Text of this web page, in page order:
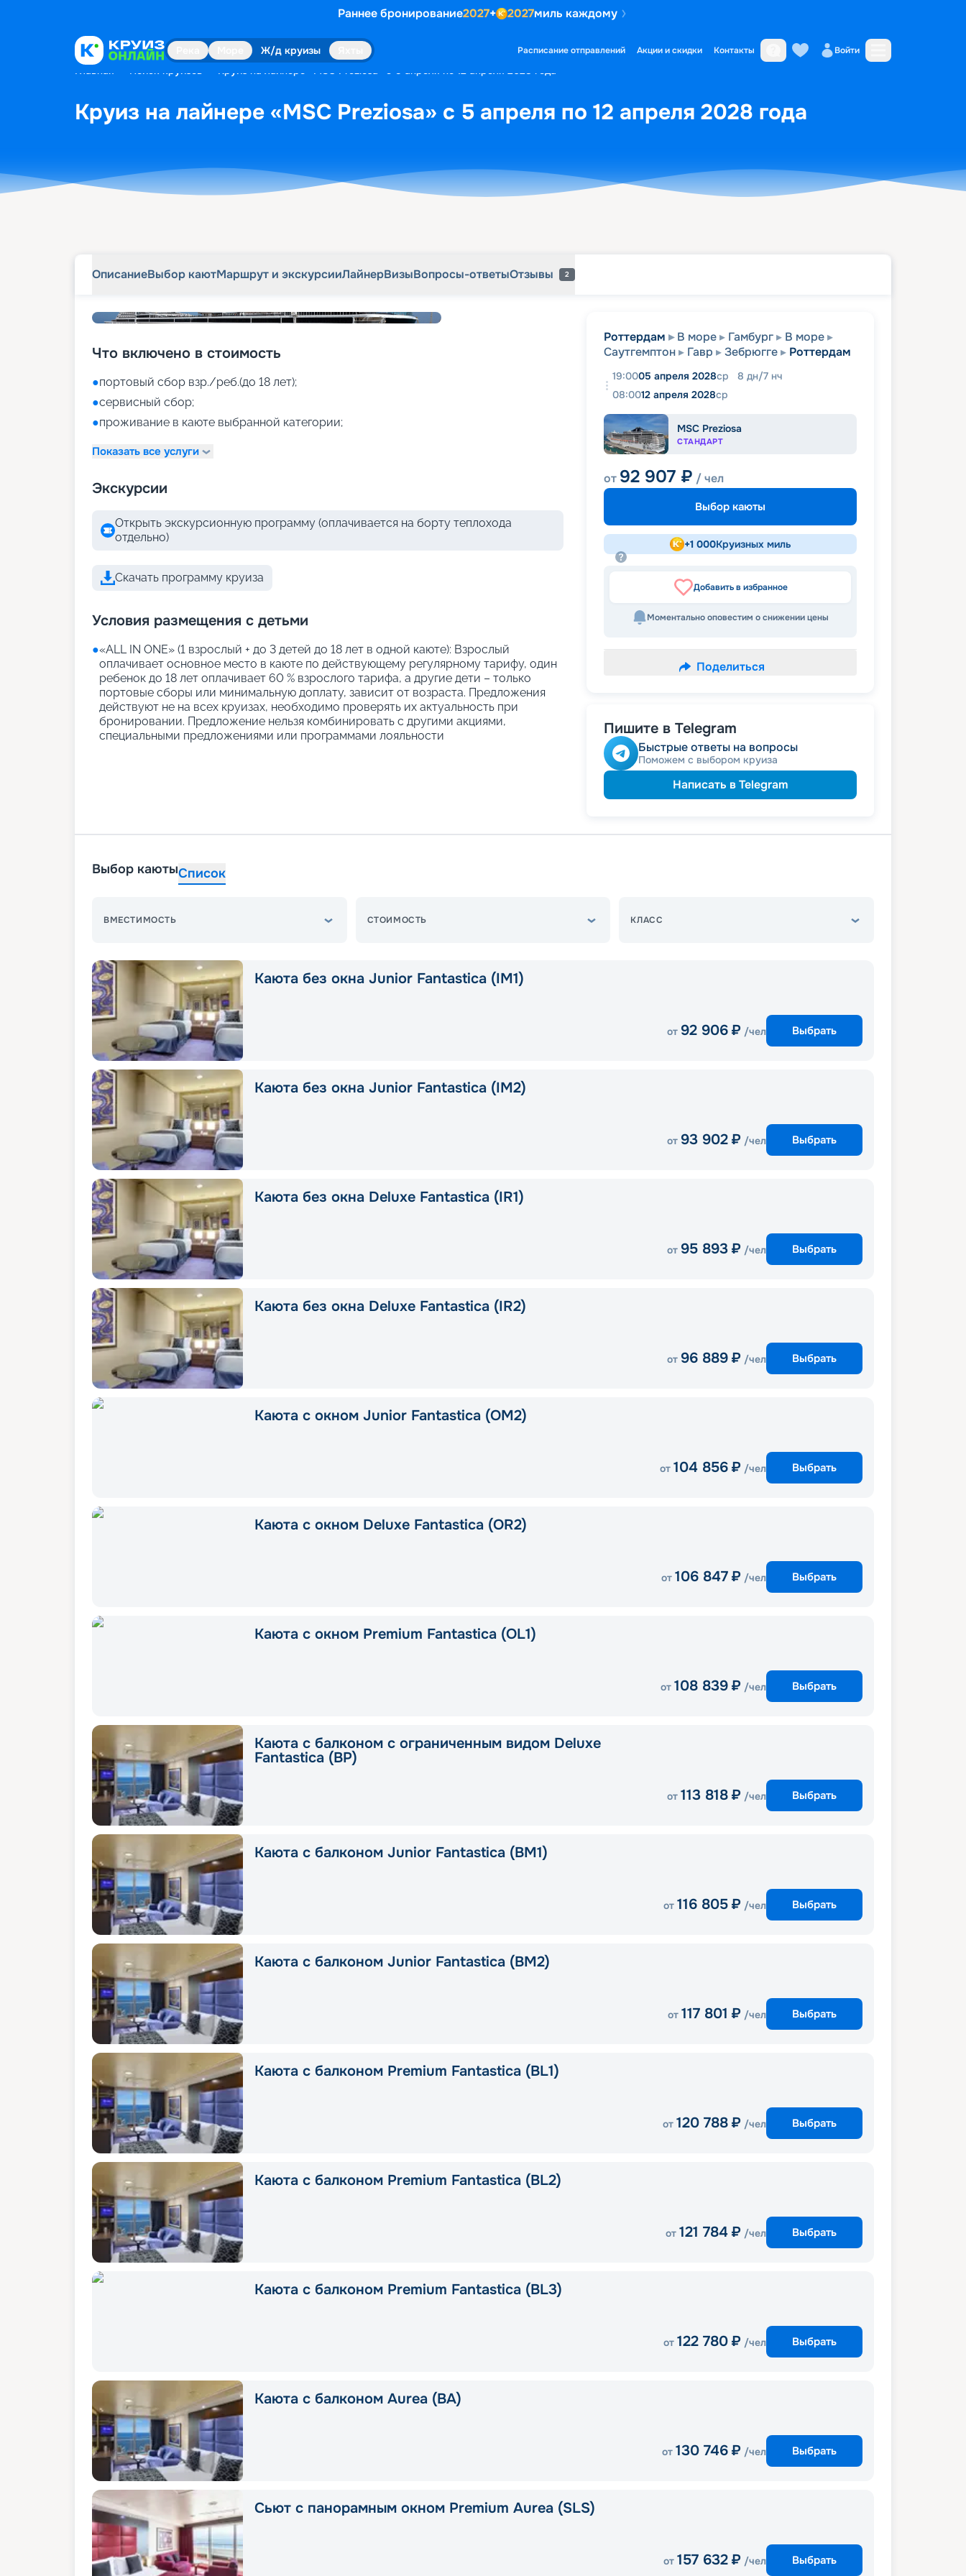
Раннее бронирование2027+ 2027миль каждому
Ж/д круизы Расписание отправлений Акции и скидки Контакты Войти
Главная Поиск круизов Круиз на лайнере «MSC Preziosa» с 5 апреля по 12 апреля 2028 года
Круиз на лайнере «MSC Preziosa» с 5 апреля по 12 апреля 2028 года
ОписаниеВыбор каютМаршрут и экскурсииЛайнерВизыВопросы-ответыОтзывы 2
Что включено в стоимость
●портовый сбор взр./реб.(до 18 лет);
●сервисный сбор;
●проживание в каюте выбранной категории;
Показать все услуги
Экскурсии
Открыть экскурсионную программу (оплачивается на борту теплохода
отдельно)
Скачать программу круиза
Условия размещения с детьми
●«АLL IN ONE» (1 взрослый + до 3 детей до 18 лет в одной каюте): Взрослый
оплачивает основное место в каюте по действующему регулярному тарифу, один
ребенок до 18 лет оплачивает 60 % взрослого тарифа, а другие дети – только
портовые сборы или минимальную доплату, зависит от возраста. Предложения
действуют не на всех круизах, необходимо проверять их актуальность при
бронировании. Предложение нельзя комбинировать с другими акциями,
специальными предложениями или программами лояльности
Роттердам В море Гамбург
В море
Саутгемптон
Гавр Зебрюгге Роттердам
19:0005 апреля 2028ср 8 дн/7 нч
08:0012 апреля 2028ср
MSC Preziosa
СТАНДАРТ
от 92 907 ₽ / чел
Выбор каюты
+1 000Круизных миль
Добавить в избранное
Моментально оповестим о снижении цены
Поделиться
Пишите в Telegram
Быстрые ответы на вопросы
Поможем с выбором круиза
Написать в Telegram
Выбор каютыСписок
ВМЕСТИМОСТЬ СТОИМОСТЬ КЛАСС
Каюта без окна Junior Fantastica (IM1)
от 92 906 ₽ /чел Выбрать
Каюта без окна Junior Fantastica (IM2)
от 93 902 ₽ /чел Выбрать
Каюта без окна Deluxe Fantastica (IR1)
от 95 893 ₽ /чел Выбрать
Каюта без окна Deluxe Fantastica (IR2)
от 96 889 ₽ /чел Выбрать
Каюта с окном Junior Fantastica (OM2)
от 104 856 ₽ /чел Выбрать
Каюта с окном Deluxe Fantastica (OR2)
от 106 847 ₽ /чел Выбрать
Каюта с окном Premium Fantastica (OL1)
от 108 839 ₽ /чел Выбрать
Каюта с балконом с ограниченным видом Deluxe
Fantastica (BP)
от 113 818 ₽ /чел Выбрать
Каюта с балконом Junior Fantastica (BM1)
от 116 805 ₽ /чел Выбрать
Каюта с балконом Junior Fantastica (BM2)
от 117 801 ₽ /чел Выбрать
Каюта с балконом Premium Fantastica (BL1)
от 120 788 ₽ /чел Выбрать
Каюта с балконом Premium Fantastica (BL2)
от 121 784 ₽ /чел Выбрать
Каюта с балконом Premium Fantastica (BL3)
от 122 780 ₽ /чел Выбрать
Каюта с балконом Aurea (BA)
от 130 746 ₽ /чел Выбрать
Сьют с панорамным окном Premium Aurea (SLS)
от 157 632 ₽ /чел Выбрать